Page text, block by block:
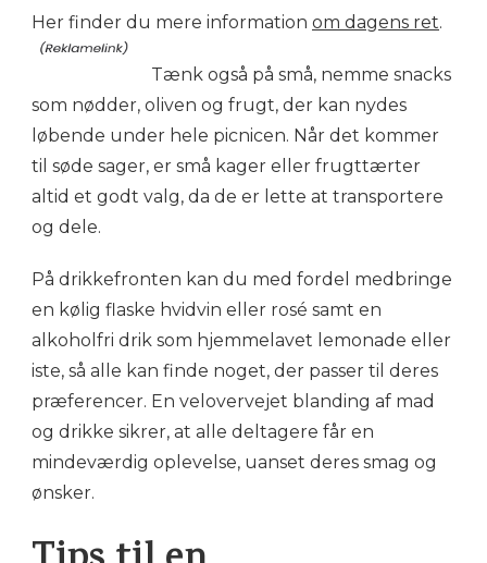
Her finder du mere information om dagens ret.
Tænk også på små, nemme snacks
som nødder, oliven og frugt, der kan nydes
løbende under hele picnicen. Når det kommer
til søde sager, er små kager eller frugttærter
altid et godt valg, da de er lette at transportere
og dele.
På drikkefronten kan du med fordel medbringe
en kølig flaske hvidvin eller rosé samt en
alkoholfri drik som hjemmelavet lemonade eller
iste, så alle kan finde noget, der passer til deres
præferencer. En velovervejet blanding af mad
og drikke sikrer, at alle deltagere får en
mindeværdig oplevelse, uanset deres smag og
ønsker.